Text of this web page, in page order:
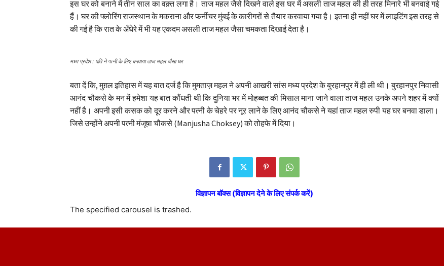
इस घर को बनाने में तीन साल का वक़्त लगा है। ताज महल जैसे दिखने वाले इस घर में असली ताज महल की ही तरह मिनारे भी बनवाई गई
हैं। घर की फ्लोरिंग राजस्थान के मकराना और फर्नीचर मुंबई के कारीगरों से तैयार करवाया गया है। इतना ही नहीं घर में लाइटिंग इस तरह से
की गई है कि रात के अँधेरे में भी यह एकदम असली ताज महल जैसा चमकता दिखाई देता है।
मध्य प्रदेश : पति ने पत्नी के लिए बनवाया ताज महल जैसा घर
बता दें कि, मुग़ल इतिहास में यह बात दर्ज है कि मुमताज़ महल ने अपनी आखरी सांस मध्य प्रदेश के बुरहानपुर में ही ली थी। बुरहानपुर निवासी
आनंद चौकसे के मन में हमेशा यह बात कौंधती थी कि दुनिया भर में मोहब्बत की मिसाल माना जाने वाला ताज महल उनके अपने शहर में क्यों
नहीं है। अपनी इसी कसक को दूर करने और पत्नी के चेहरे पर नूर लाने के लिए आनंद चौकसे ने यहां ताज महल रुपी यह घर बनवा डाला।
जिसे उन्होंने अपनी पत्नी मंजूषा चौकसे (Manjusha Choksey) को तोहफे में दिया।
विज्ञापन बॉक्स (विज्ञापन देने के लिए संपर्क करें)
The specified carousel is trashed.